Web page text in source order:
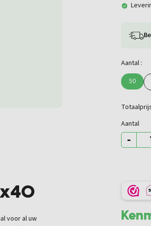
Aantal :
50
Aantal
-
voor al uw